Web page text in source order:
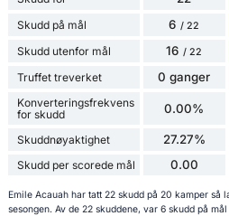
Skudd på mål 6 / 22
Skudd utenfor mål 16 / 22
Truffet treverket 0 ganger
Konverteringsfrekvens
for skudd
0.00%
Skuddnøyaktighet 27.27%
Skudd per scorede mål 0.00
Emile Acauah har tatt 22 skudd på 20 kamper så
sesongen. Av de 22 skuddene, var 6 skudd på